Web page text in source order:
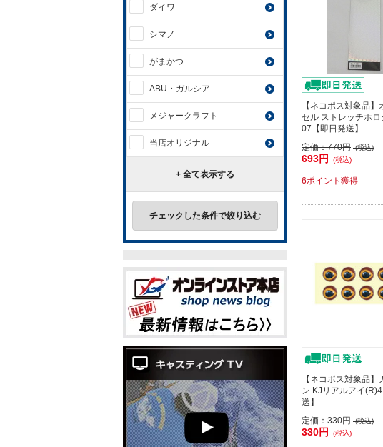
【ネコポス対象品】
セル ストレッチホ
07【即日発送】
定価：770円 (税込)
693円 (税込)
6ポイント獲得
【ネコポス対象品
ン KJリアルアイ
送】
定価：330円 (税込)
330円 (税込)
ダイワ
シマノ
がまかつ
ABU・ガルシア
メジャークラフト
当店オリジナル
+ 全て表示する
チェックした条件で絞り込む